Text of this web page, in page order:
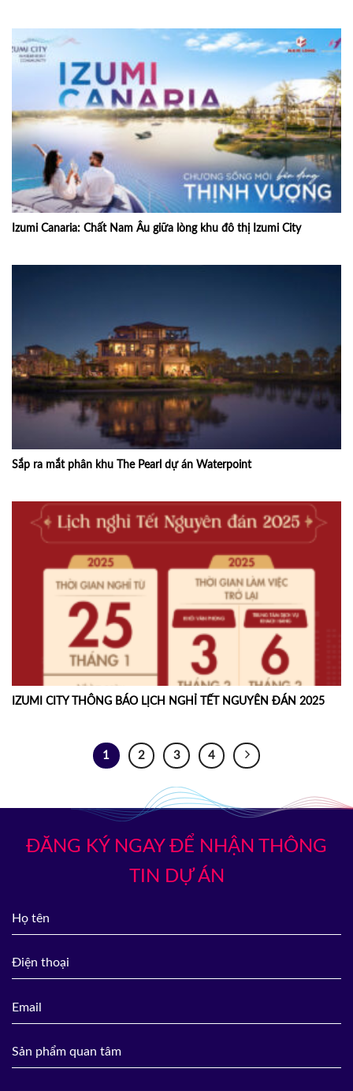
Izumi Canaria: Chất Nam Âu giữa lòng khu đô thị Izumi City
Sắp ra mắt phân khu The Pearl dự án Waterpoint
IZUMI CITY THÔNG BÁO LỊCH NGHỈ TẾT NGUYÊN ĐÁN 2025
1 2 3 4
ĐĂNG KÝ NGAY ĐỂ NHẬN THÔNG
TIN DỰ ÁN